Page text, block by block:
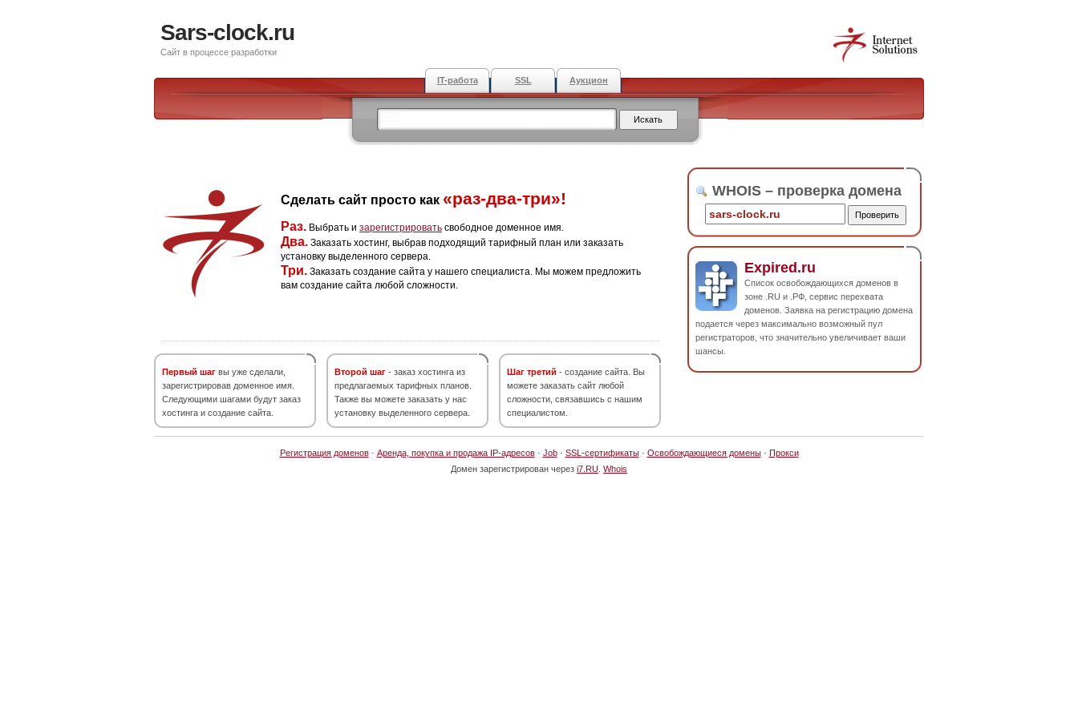
Sars-clock.ru
Сайт в процессе разработки
IT-работа SSL Аукцион
Сделать сайт просто как «раз-два-три»!
Раз. Выбрать и зарегистрировать свободное доменное имя.
Два. Заказать хостинг, выбрав подходящий тарифный план или заказать
установку выделенного сервера.
Три. Заказать создание сайта у нашего специалиста. Мы можем предложить
вам создание сайта любой сложности.
Первый шаг вы уже сделали,
зарегистрировав доменное имя.
Следующими шагами будут заказ
хостинга и создание сайта.
Второй шаг - заказ хостинга из
предлагаемых тарифных планов.
Также вы можете заказать у нас
установку выделенного сервера.
Шаг третий - создание сайта. Вы
можете заказать сайт любой
сложности, связавшись с нашим
специалистом.
WHOIS – проверка домена
Expired.ru
Список освобождающихся доменов в
зоне .RU и .РФ, сервис перехвата
доменов. Заявка на регистрацию домена
подается через максимально возможный пул
регистраторов, что значительно увеличивает ваши
шансы.
Регистрация доменов· Аренда, покупка и продажа IP-адресов· Job· SSL-сертификаты· Освобождающиеся домены· Прокси
Домен зарегистрирован через i7.RU Whois